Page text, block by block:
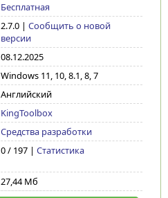
Бесплатная
2.7.0| Сообщить о новой
версии
08.12.2025
Windows 11, 10, 8.1, 8, 7
Английский
KingToolbox
Средства разработки
0 / 197 | Статистика
27,44 Мб